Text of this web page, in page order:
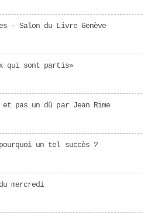
– Salon du Livre Genève
qui sont partis»
et pas un dû par Jean Rime
un tel succès ?
mercredi